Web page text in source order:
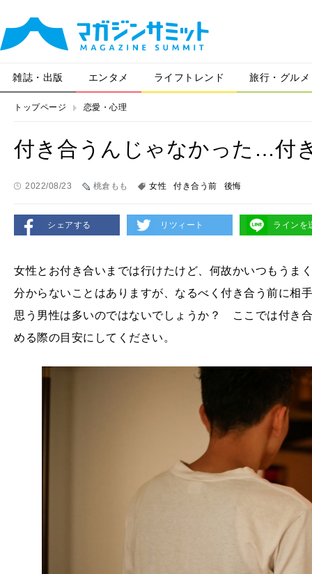
雑誌・出版 エンタメ ライフトレンド 旅行・グルメ
トップページ 恋愛・心理
付き合うんじゃなかった…付
2022/08/23 桃倉もも 女性 付き合う前 後悔
シェアする リツィート ラインを
女性とお付き合いまでは行けたけど、何故かいつもう
分からないことはありますが、なるべく付き合う前に相
思う男性は多いのではないでしょうか？ ここでは付き
める際の目安にしてください。